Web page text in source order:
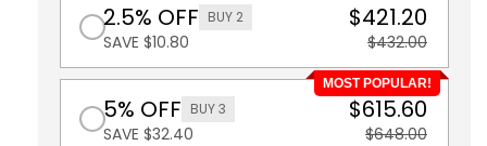
2.5% OFF BUY 2
SAVE $10.80
$421.20
$432.00
MOST POPULAR!
5% OFF BUY 3
SAVE $32.40
$615.60
$648.00